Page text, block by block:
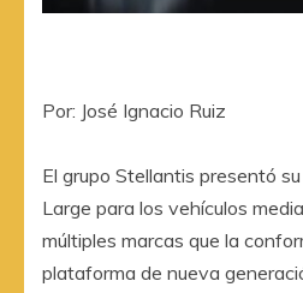
Por: José Ignacio Ruiz
El grupo Stellantis presentó
Large para los vehículos
múltiples marcas que la
plataforma de nueva